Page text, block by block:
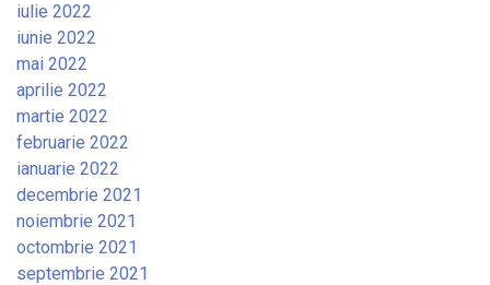
iulie 2022
iunie 2022
mai 2022
aprilie 2022
martie 2022
februarie 2022
ianuarie 2022
decembrie 2021
noiembrie 2021
octombrie 2021
septembrie 2021